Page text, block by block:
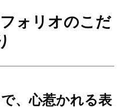
ォリオのこだ
、心惹かれる表